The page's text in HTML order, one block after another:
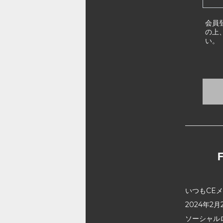
会員
の上
い。
いつもCE
2024年2月
ソーシャ